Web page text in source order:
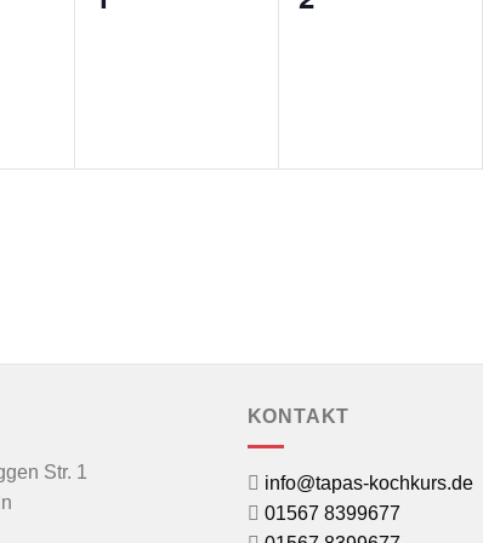
Str. 1
KONTAKT
info@tapas-kochkurs.de
01567 8399677